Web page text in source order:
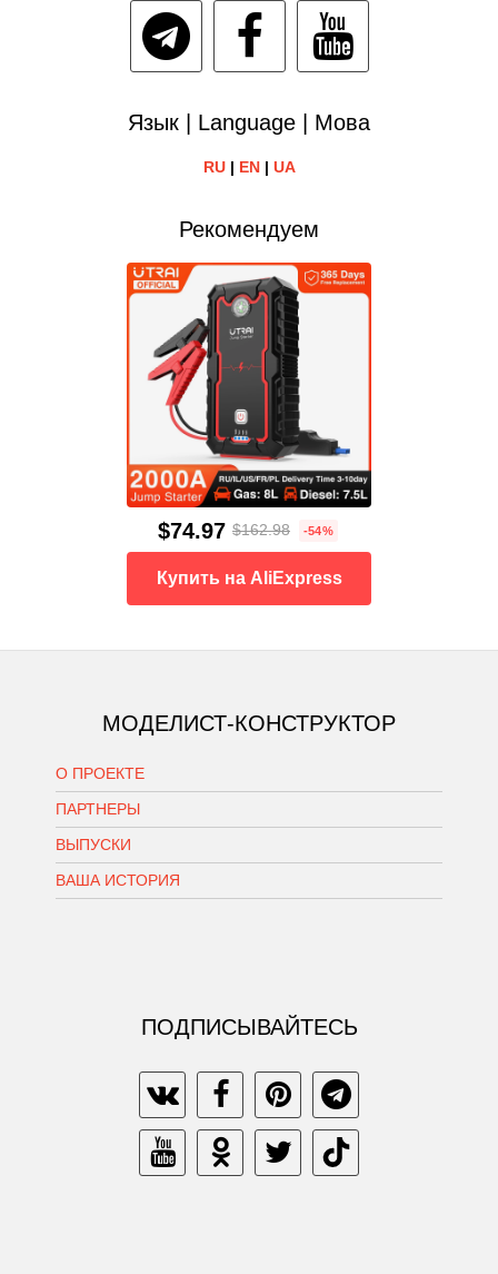
Язык | Language | Мова
RU| EN| UA
Рекомендуем
$74.97 $162.98 -54%
Купить на AliExpress
МОДЕЛИСТ-КОНСТРУКТОР
О ПРОЕКТЕ
ПАРТНЕРЫ
ВЫПУСКИ
ВАША ИСТОРИЯ
ПОДПИСЫВАЙТЕСЬ